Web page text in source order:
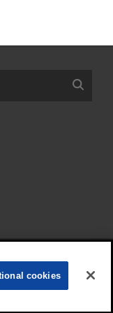
ข้อกำหนดและเงื่อนไข
สงวนลิขสิทธิ์
cookies